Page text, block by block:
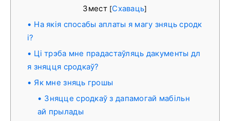
Змест [Схаваць]
На якія спосабы аплаты я магу зняць сродк
і?
Ці трэба мне прадастаўляць дакументы дл
я зняцця сродкаў?
Як мне зняць грошы
Зняцце сродкаў з дапамогай мабільн
ай прылады